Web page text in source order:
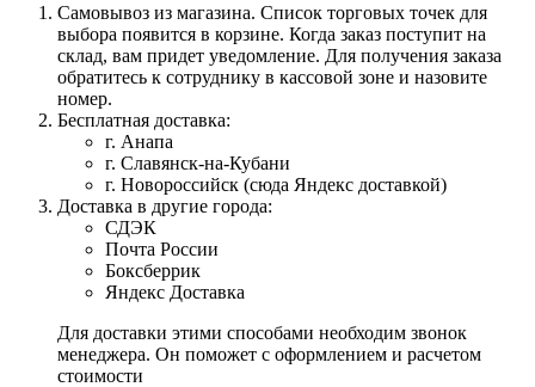
Самовывоз из магазина. Список торговых точек для
выбора появится в корзине. Когда заказ поступит на
склад, вам придет уведомление. Для получения заказа
обратитесь к сотруднику в кассовой зоне и назовите
номер.
Бесплатная доставка:
г. Анапа
г. Славянск-на-Кубани
г. Новороссийск (сюда Яндекс доставкой)
Доставка в другие города:
СДЭК
Почта России
Боксберрик
Яндекс Доставка
Для доставки этими способами необходим звонок
менеджера. Он поможет с оформлением и расчетом
стоимости